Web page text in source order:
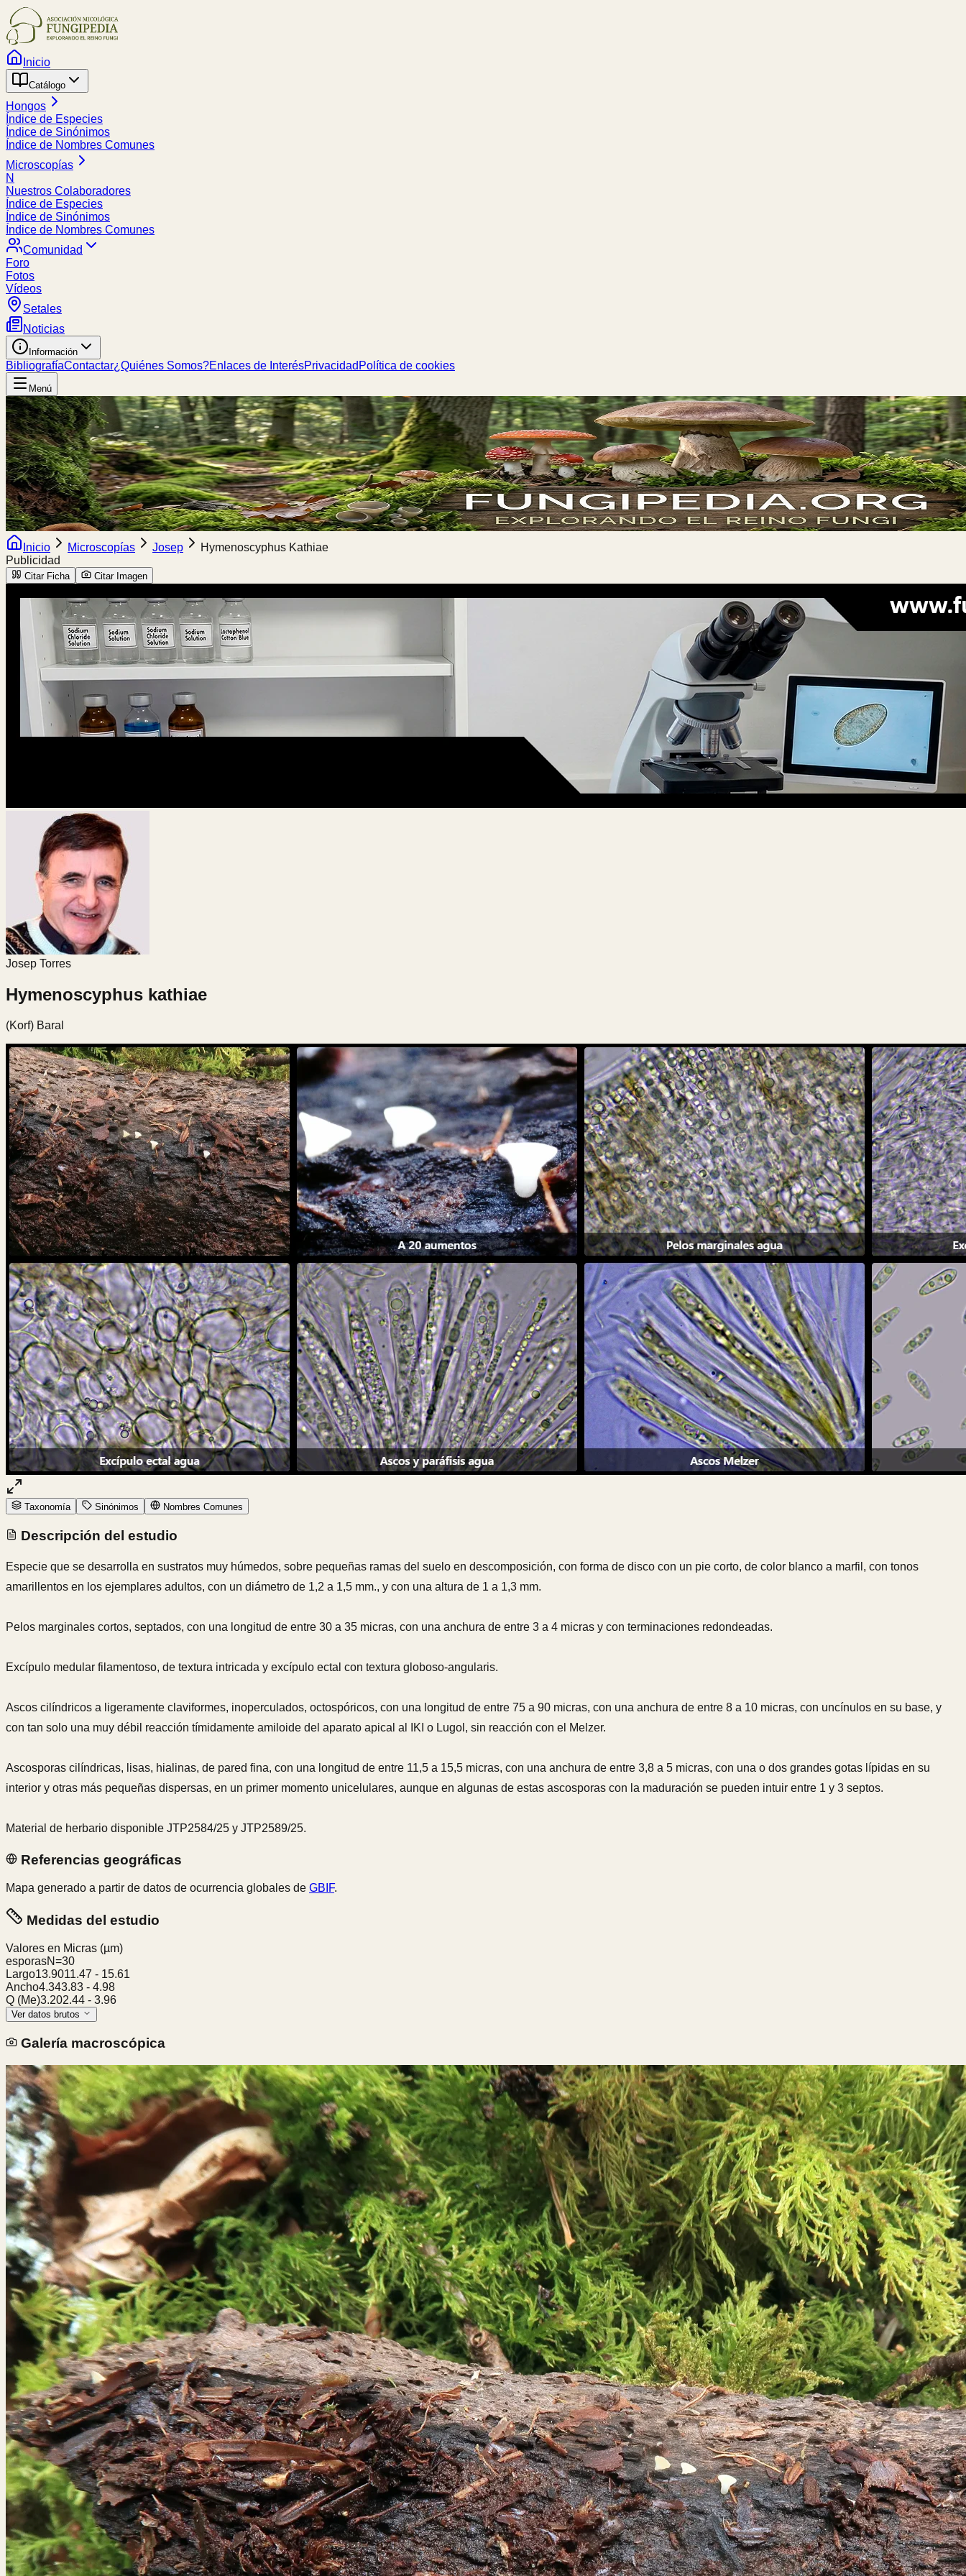
Inicio
Catálogo
Hongos
Índice de Especies
Índice de Sinónimos
Índice de Nombres Comunes
Microscopías
N
Nuestros Colaboradores
Índice de Especies
Índice de Sinónimos
Índice de Nombres Comunes
Comunidad
Foro
Fotos
Vídeos
Setales
Noticias
Información
BibliografíaContactar¿Quiénes Somos?Enlaces de InterésPrivacidad Política de cookies
Menú
Inicio Microscopías Josep
Hymenoscyphus Kathiae
Publicidad
Citar Ficha Citar Imagen
Josep Torres
Hymenoscyphus kathiae
(Korf) Baral
Taxonomía Sinónimos Nombres Comunes
Descripción del estudio
Especie que se desarrolla en sustratos muy húmedos, sobre pequeñas ramas del suelo en descomposición, con forma de disco con un pie corto, de color blanco a marfil, con tonos
amarillentos en los ejemplares adultos, con un diámetro de 1,2 a 1,5 mm., y con una altura de 1 a 1,3 mm.
Pelos marginales cortos, septados, con una longitud de entre 30 a 35 micras, con una anchura de entre 3 a 4 micras y con terminaciones redondeadas.
Excípulo medular filamentoso, de textura intricada y excípulo ectal con textura globoso-angularis.
Ascos cilíndricos a ligeramente claviformes, inoperculados, octospóricos, con una longitud de entre 75 a 90 micras, con una anchura de entre 8 a 10 micras, con uncínulos en su base, y
con tan solo una muy débil reacción tímidamente amiloide del aparato apical al IKI o Lugol, sin reacción con el Melzer.
Ascosporas cilíndricas, lisas, hialinas, de pared fina, con una longitud de entre 11,5 a 15,5 micras, con una anchura de entre 3,8 a 5 micras, con una o dos grandes gotas lípidas en su
interior y otras más pequeñas dispersas, en un primer momento unicelulares, aunque en algunas de estas ascosporas con la maduración se pueden intuir entre 1 y 3 septos.
Material de herbario disponible JTP2584/25 y JTP2589/25.
Referencias geográficas
Mapa generado a partir de datos de ocurrencia globales de GBIF.
Medidas del estudio
Valores en Micras (µm)
esporasN=30
Largo13.9011.47 - 15.61
Ancho4.343.83 - 4.98
Q (Me)3.202.44 - 3.96
Ver datos brutos
Galería macroscópica